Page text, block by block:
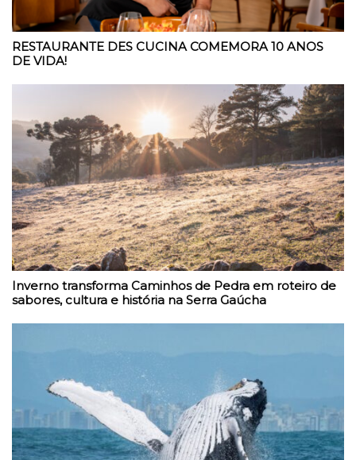
RESTAURANTE DES CUCINA COMEMORA 10 ANOS
DE VIDA!
Inverno transforma Caminhos de Pedra em roteiro de
sabores, cultura e história na Serra Gaúcha